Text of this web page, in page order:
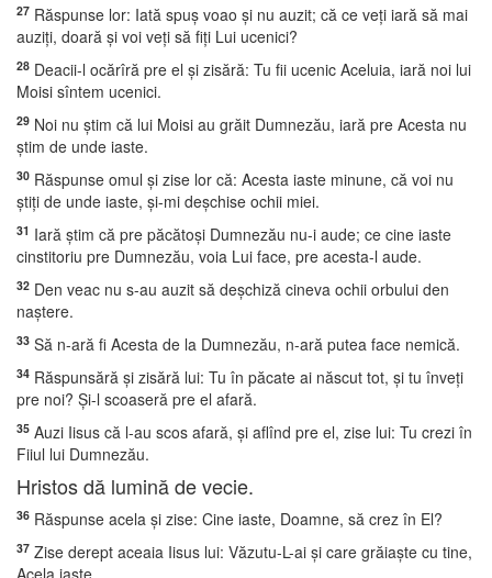
27 Răspunse lor: Iată spuş voao şi nu auzit; că ce veţi iară să mai
auziţi, doară şi voi veţi să fiţi Lui ucenici?
28 Deacii-l ocărîră pre el şi zisără: Tu fii ucenic Aceluia, iară noi lui
Moisi sîntem ucenici.
29 Noi nu ştim că lui Moisi au grăit Dumnezău, iară pre Acesta nu
ştim de unde iaste.
30 Răspunse omul şi zise lor că: Acesta iaste minune, că voi nu
ştiţi de unde iaste, şi-mi deşchise ochii miei.
31 Iară ştim că pre păcătoşi Dumnezău nu-i aude; ce cine iaste
cinstitoriu pre Dumnezău, voia Lui face, pre acesta-l aude.
32 Den veac nu s-au auzit să deşchiză cineva ochii orbului den
naştere.
33 Să n-ară fi Acesta de la Dumnezău, n-ară putea face nemică.
34 Răspunsără şi zisără lui: Tu în păcate ai născut tot, şi tu înveţi
pre noi? Şi-l scoaseră pre el afară.
35 Auzi Iisus că l-au scos afară, şi aflînd pre el, zise lui: Tu crezi în
Fiiul lui Dumnezău.
Hristos dă lumină de vecie.
36 Răspunse acela şi zise: Cine iaste, Doamne, să crez în El?
37 Zise derept aceaia Iisus lui: Văzutu-L-ai şi care grăiaşte cu tine,
Acela iaste.